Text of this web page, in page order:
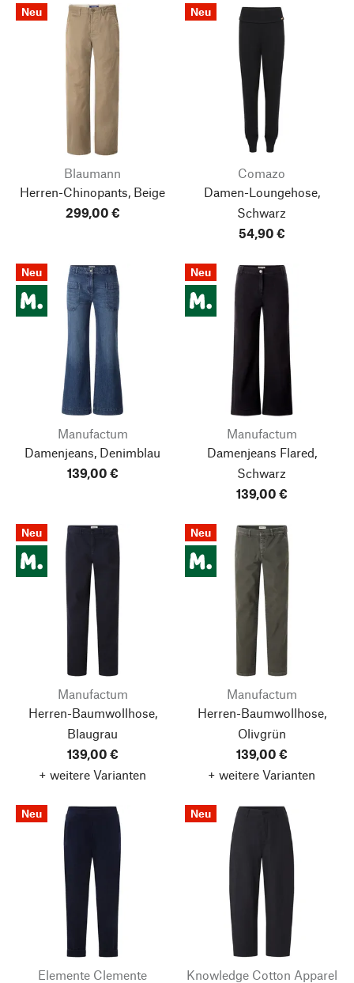
Neu
Blaumann
Herren-Chinopants, Beige
299,00 €
Neu
Comazo
Damen-Loungehose,
Schwarz
54,90 €
Neu
Manufactum
Damenjeans, Denimblau
139,00 €
Neu
Manufactum
Damenjeans Flared,
Schwarz
139,00 €
Neu
Manufactum
Herren-Baumwollhose,
Blaugrau
139,00 €
+ weitere Varianten
Neu
Manufactum
Herren-Baumwollhose,
Olivgrün
139,00 €
+ weitere Varianten
Neu
Elemente Clemente
Neu
Knowledge Cotton Apparel